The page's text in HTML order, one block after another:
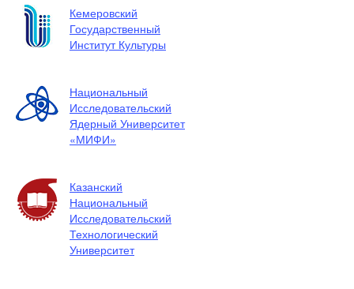
Кемеровский
Государственный
Институт Культуры
Национальный
Исследовательский
Ядерный Университет
«МИФИ»
Казанский
Национальный
Исследовательский
Технологический
Университет